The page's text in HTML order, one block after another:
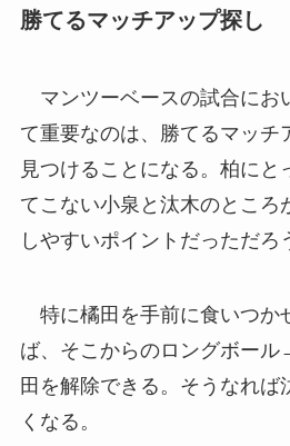
勝てるマッチアップ探し
マンツーベースの試合にお
て重要なのは、勝てるマッチ
見つけることになる。柏にと
てこない小泉と汰木のところ
しやすいポイントだっただろ
特に橘田を手前に食いつか
ば、そこからのロングボー
田を解除できる。そうなれば
くなる。